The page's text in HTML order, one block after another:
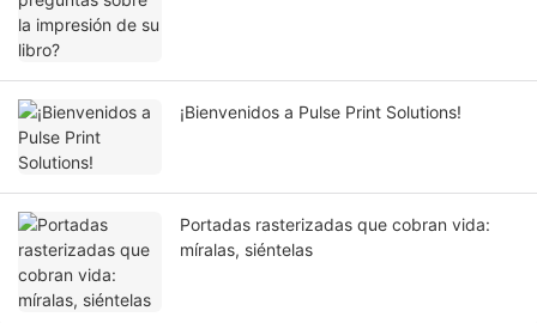
¡Bienvenidos a Pulse Print Solutions!
Portadas rasterizadas que cobran vida:
míralas, siéntelas